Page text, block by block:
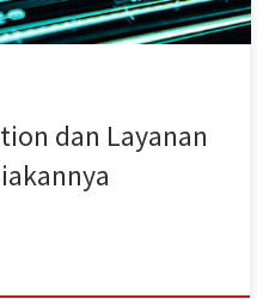
dan Layanan